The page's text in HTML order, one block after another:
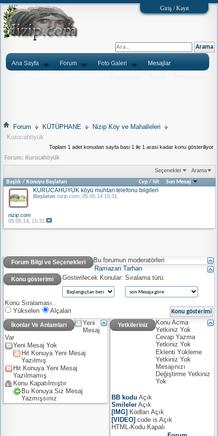
Giriş / Kayıt
Ana Sayfa Forum Foto Galeri Mesajlar
Forum KÜTÜPHANE
Nizip Köy ve Mahalleleri
Kurucahöyük
Toplam 1 adet konudan sayfa basi 1 ile 1 arasi kadar konu gösteriliyor
Forum: Kurucahöyük
Seçenekler Arama
Başlık / Konuyu Başlatan Cvp /hit Son Mesaj
KURUCAHÜYÜK köyü muhtarı telefonu bilgileri
Başlatan nizip.com, 05.05.14 15:31
nizip.com
05.05.14, 15:31
Forum Bilgi ve Seçenekleri
Bu forumun moderatörleri
Ramazan Tarhan
Konu gösterimi Gösterilecek Konular: Sıralama türü:
Konu Sıralaması..
Yükselen
Alçalan
İkonlar Ve Anlamları
Yeni
Mesaj
Var
Yeni Mesaj Yok
Hit Konuya Yeni Mesaj
Yazılmış
Hit Konuya Yeni Mesaj
Yazılmamış
Konu Kapatılmıştır
Bu Konuya Siz Mesaj
Yazmışsınız
Yetkileriniz
Konu Acma
YetkinizYok
Cevap Yazma
YetkinizYok
Eklenti Yükleme
YetkinizYok
Mesajınızı
Değiştirme Yetkiniz
Yok
BB kodu Açık
Smileler Açık
[IMG] KodlarıAçık
[VIDEO] code isAçık
HTML-Kodu Kapalı